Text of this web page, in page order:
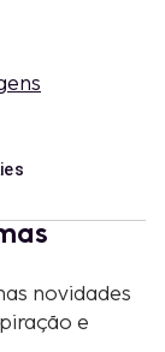
novidades
e